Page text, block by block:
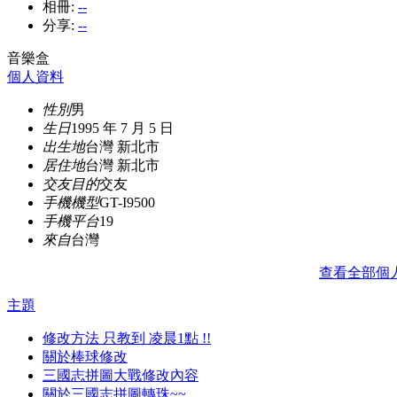
相冊: --
分享: --
音樂盒
個人資料
性別男
生日1995 年 7 月 5 日
出生地台灣 新北市
居住地台灣 新北市
交友目的交友
手機機型GT-I9500
手機平台19
來自台灣
查看全部個
主題
修改方法 只教到 凌晨1點 !!
關於棒球修改
三國志拼圖大戰修改內容
關於三國志拼圖轉珠~~